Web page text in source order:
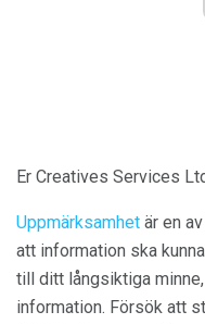
Er Creatives Services
Uppmärksamhet är en
att information ska
till ditt långsiktiga
information. Försök att